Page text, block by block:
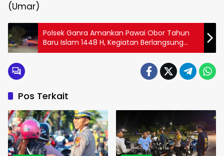
(Umar)
Polsek Ganra Amankan Pawai Obor Tahun
Baru Islam 1448 H, Kegiatan Berlangsung
Aman dan Kondusif
Pos Terkait